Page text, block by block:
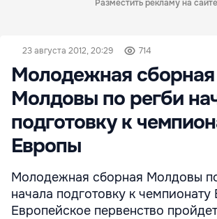
Разместить рекламу на сайте
23 августа 2012, 20:29 714
Молодежная сборная
Молдовы по регби
подготовку к
Европы
Молодежная сборная Молдовы
начала подготовку к чемпионату
Европейское первенство